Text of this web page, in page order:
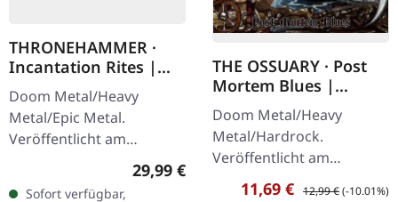
THRONEHAMMER ·
Incantation Rites |
SPLATTER 2LP
Doom Metal/Heavy
Metal/Epic Metal.
Veröffentlicht am
21.10.2022, auf Supreme
Chaos Records. SCR-
Regulärer Preis:
29,99 €
Sofort verfügbar,
THE OSSUARY · Post
Mortem Blues |
DIGIPAK CD
Doom Metal/Heavy
Metal/Hardrock.
Veröffentlicht am
17.02.2017, auf Supreme
Verkaufspreis:
11,69 € Regulärer Preis:
12,99 €(-10.01%)